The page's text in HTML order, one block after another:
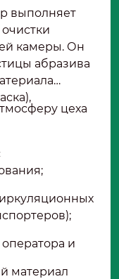
выполняет
камеры. Он
абразива
цеха
и
материал